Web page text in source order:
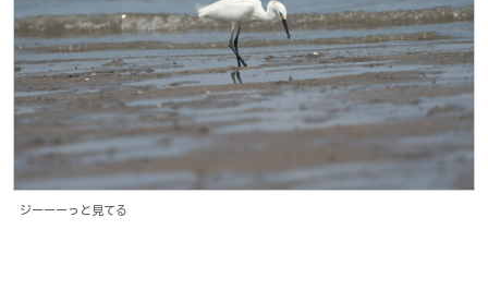
ジーーーっと見てる